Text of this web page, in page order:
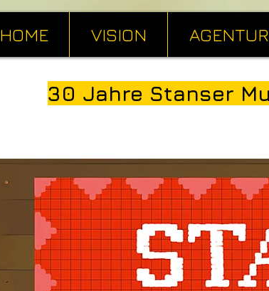
HOME VISION AGENTUR
30 Jahre Stanser